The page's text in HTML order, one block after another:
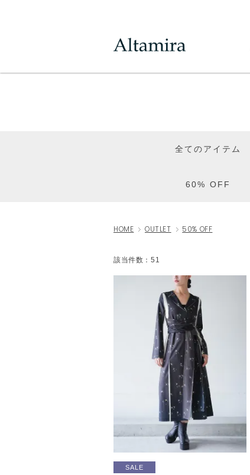
全てのアイテム
60% OFF
HOME OUTLET 50% OFF
該当件数：51
SALE